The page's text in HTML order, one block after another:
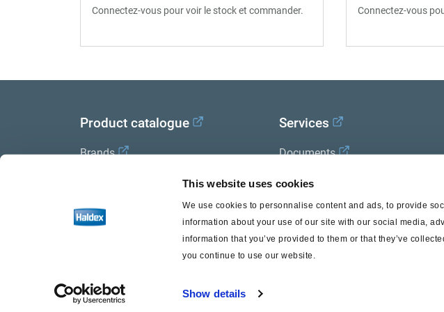
This website uses cookies
We use cookies to personnalise content and ads, to provide
information about your use of our site with our social media,
information that you’ve provided to them or that they’ve
you continue to use our website.
Show details
Connectez-vous pour voir le stock et commander. Connectez-vous
Product catalogue
Brands
Trailer Application Guide
General terms and conditions of
sale
Services
Documents
Haldex Academy
Haldex a strong brand of